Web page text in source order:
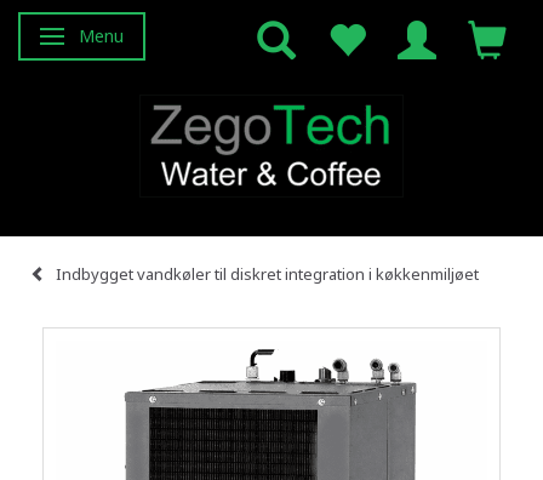
Attiva/disattiva navigazione
Menu
Indbygget vandkøler til diskret integration i køkkenmiljøet